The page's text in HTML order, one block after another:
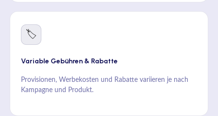
🏷️
Variable Gebühren & Rabatte
Provisionen, Werbekosten und Rabatte variieren je nach
Kampagne und Produkt.